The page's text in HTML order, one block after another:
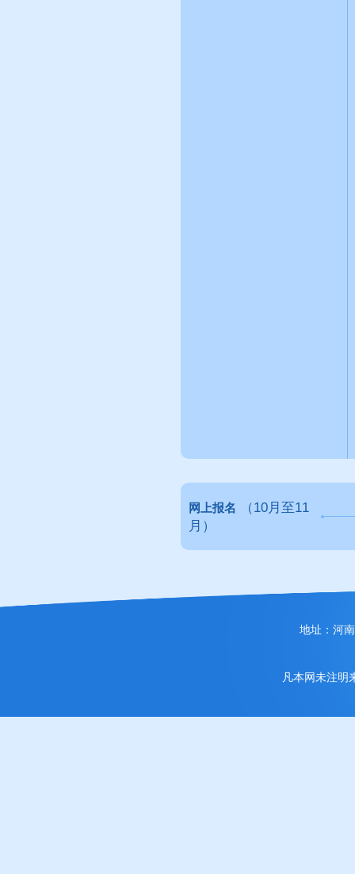
网上报名 （10月至11
月）
地址：河
凡本网未注明